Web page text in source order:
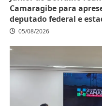
Camaragibe para
deputado federal e
05/08/2026